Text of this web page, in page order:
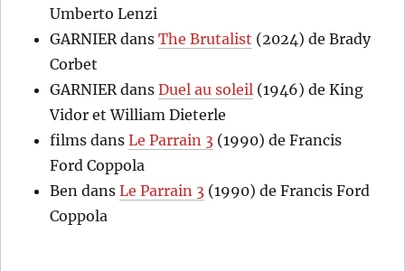
Umberto Lenzi
GARNIER dansThe Brutalist (2024) de Brady
Corbet
GARNIER dansDuel au soleil (1946) de King
Vidor et William Dieterle
films dansLe Parrain 3 (1990) de Francis
Ford Coppola
Ben dansLe Parrain 3 (1990) de Francis Ford
Coppola